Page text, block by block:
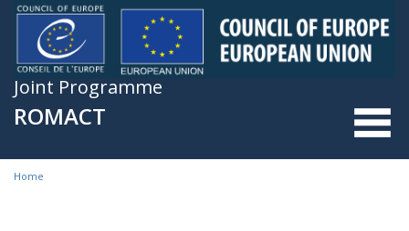
Skip to main content
Joint Programme
ROMACT
You are here
Home